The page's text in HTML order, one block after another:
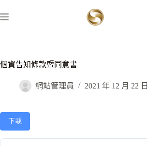
至
容
個資告知條款暨同意書
網站管理員 2021 年 12 月 22 日
下載